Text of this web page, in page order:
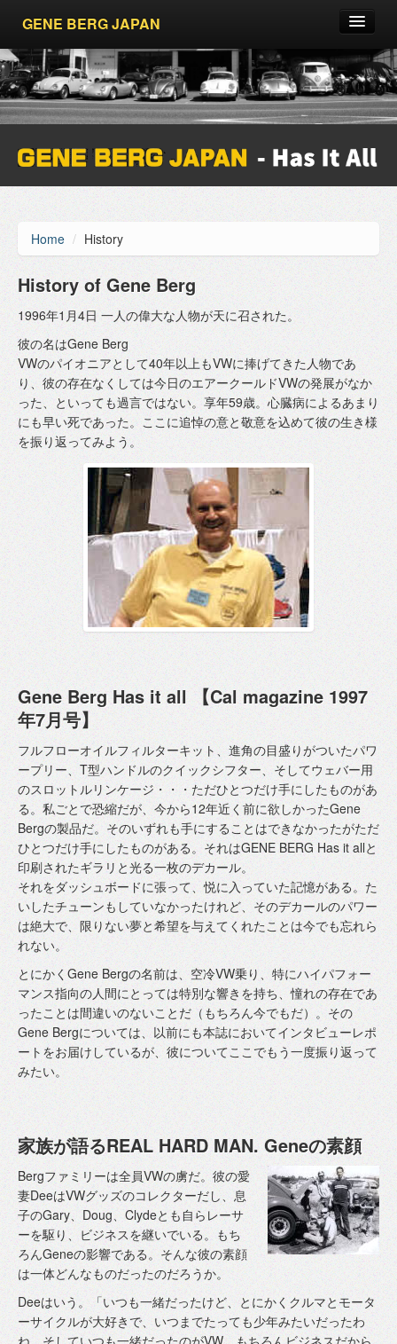
GENE BERG JAPAN
About
Cars
Goods
Contact
Sitemap
Home / History
History of Gene Berg
1996年1月4日 一人の偉大な人物が天に召された。
彼の名はGene Berg
VWのパイオニアとして40年以上もVWに捧げてきた人物であ
り、彼の存在なくしては今日のエアークールドVWの発展がなか
った、といっても過言ではない。享年59歳。心臓病によるあまり
にも早い死であった。ここに追悼の意と敬意を込めて彼の生き様
を振り返ってみよう。
Gene Berg Has it all 【Cal magazine 1997
年7月号】
フルフローオイルフィルターキット、進角の目盛りがついたパワ
ープリー、T型ハンドルのクイックシフター、そしてウェバー用
のスロットルリンケージ・・・ただひとつだけ手にしたものがあ
る。私ごとで恐縮だが、今から12年近く前に欲しかったGene
Bergの製品だ。そのいずれも手にすることはできなかったがただ
ひとつだけ手にしたものがある。それはGENE BERG Has it allと
印刷されたギラリと光る一枚のデカール。
それをダッシュボードに張って、悦に入っていた記憶がある。た
いしたチューンもしていなかったけれど、そのデカールのパワー
は絶大で、限りない夢と希望を与えてくれたことは今でも忘れら
れない。
とにかくGene Bergの名前は、空冷VW乗り、特にハイパフォー
マンス指向の人間にとっては特別な響きを持ち、憧れの存在であ
ったことは間違いのないことだ（もちろん今でもだ）。その
Gene Bergについては、以前にも本誌においてインタビューレポ
ートをお届けしているが、彼についてここでもう一度振り返って
みたい。
家族が語るREAL HARD MAN. Geneの素顔
Bergファミリーは全員VWの虜だ。彼の愛
妻DeeはVWグッズのコレクターだし、息
子のGary、Doug、Clydeとも自らレーサ
ーを駆り、ビジネスを継いでいる。もち
ろんGeneの影響である。そんな彼の素顔
は一体どんなものだったのだろうか。
Deeはいう。「いつも一緒だったけど、とにかくクルマとモータ
ーサイクルが大好きで、いつまでたっても少年みたいだったわ
ね。そしていつも一緒だったのがVW。もちろんビジネスだから